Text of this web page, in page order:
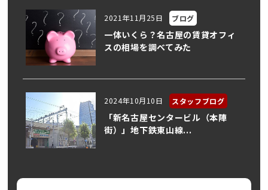
2021年11月25日 ブログ
一体いくら？名古屋の賃貸オフィ
スの相場を調べてみた
2024年10月10日 スタッフブログ
「新名古屋センタービル（本陣
街）」地下鉄東山線...